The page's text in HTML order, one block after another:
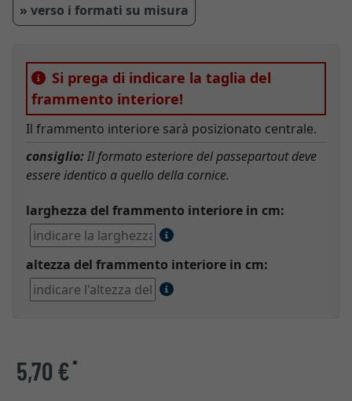
» verso i formati su misura
Si prega di indicare la taglia del
frammento interiore!
Il frammento interiore sarà posizionato centrale.
consiglio:Il formato esteriore del passepartout deve
essere identico a quello della cornice.
larghezza del frammento interiore in cm:
altezza del frammento interiore in cm:
5,70 €*